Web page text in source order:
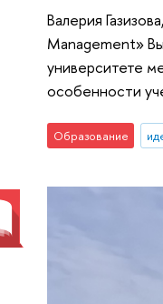
Валерия
Management»
университете
особенности
Образование